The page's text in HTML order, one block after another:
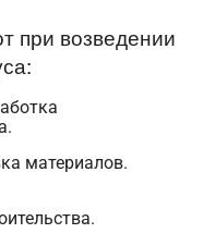
при возведении
материалов.